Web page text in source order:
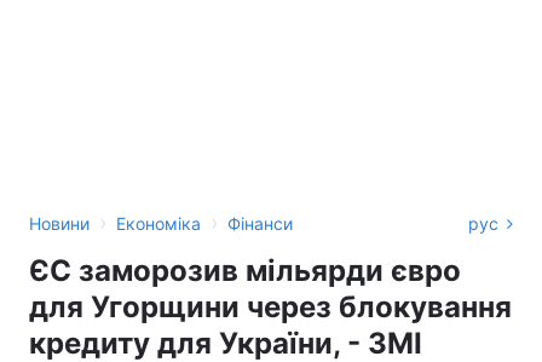
Новини › Економіка › Фінанси рус
ЄС заморозив мільярди євро
для Угорщини через блокування
кредиту для України, - ЗМІ